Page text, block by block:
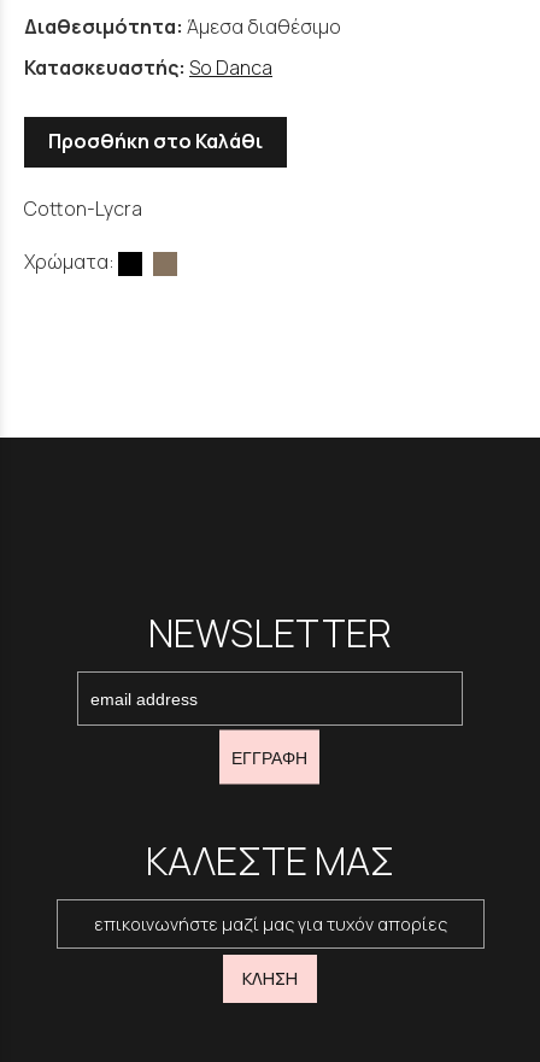
Διαθεσιμότητα: Άμεσα διαθέσιμο
Κατασκευαστής: So Danca
Προσθήκη στο Καλάθι
Cotton-Lycra
Χρώματα:
NEWSLETTER
ΕΓΓΡΑΦΗ
ΚΑΛΕΣΤΕ ΜΑΣ
επικοινωνήστε μαζί μας για τυχόν απορίες
ΚΛΗΣΗ